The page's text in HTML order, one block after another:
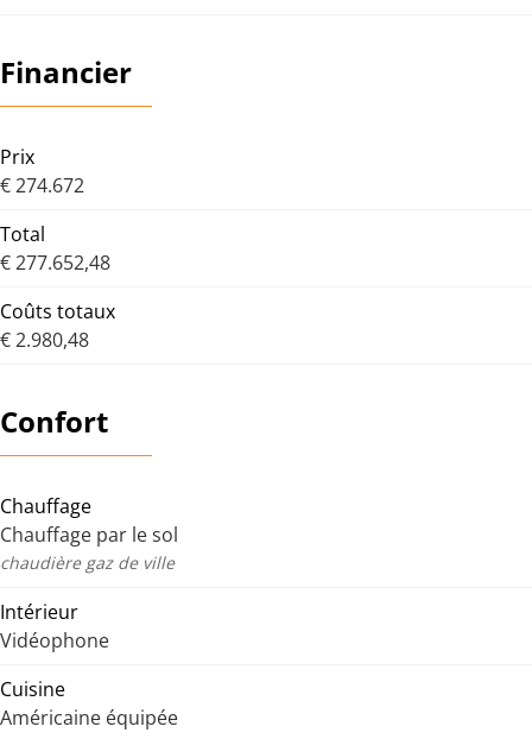
Financier
Prix
€ 274.672
Total
€ 277.652,48
Coûts totaux
€ 2.980,48
Confort
Chauffage
Chauffage par le sol
chaudière gaz de ville
Intérieur
Vidéophone
Cuisine
Américaine équipée